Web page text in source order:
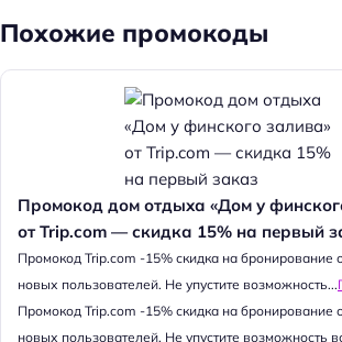
Похожие промокоды
Промокод дом отдыха «Дом у
от Trip.com — скидка 15% на первый
Промокод Trip.com -15% скидка на бронирование
новых пользователей. Не упустите возможность...
Промокод Trip.com -15% скидка на бронирование
новых пользователей. Не упустите возможность